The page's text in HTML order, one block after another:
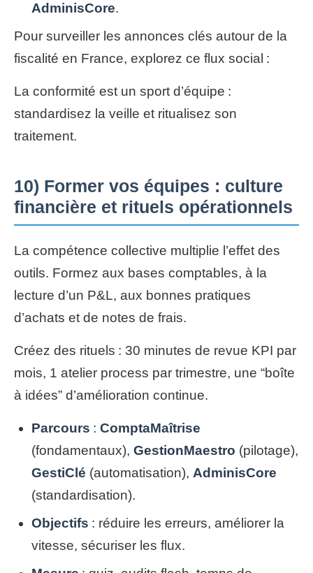
AdminisCore.
Pour surveiller les annonces clés autour de la
fiscalité en France, explorez ce flux social :
La conformité est un sport d’équipe :
standardisez la veille et ritualisez son
traitement.
10) Former vos équipes : culture
financière et rituels opérationnels
La compétence collective multiplie l’effet des
outils. Formez aux bases comptables, à la
lecture d’un P&L, aux bonnes pratiques
d’achats et de notes de frais.
Créez des rituels : 30 minutes de revue KPI par
mois, 1 atelier process par trimestre, une “boîte
à idées” d’amélioration continue.
Parcours : ComptaMaîtrise
(fondamentaux), GestionMaestro (pilotage),
GestiClé (automatisation), AdminisCore
(standardisation).
Objectifs : réduire les erreurs, améliorer la
vitesse, sécuriser les flux.